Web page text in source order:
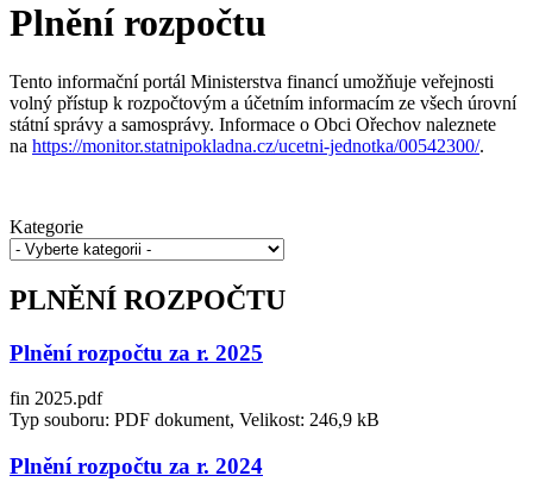
Plnění rozpočtu
Tento informační portál Ministerstva financí umožňuje veřejnosti
volný přístup k rozpočtovým a účetním informacím ze všech úrovní
státní správy a samosprávy. Informace o Obci Ořechov naleznete
na https://monitor.statnipokladna.cz/ucetni-jednotka/00542300/.
Kategorie
PLNĚNÍ ROZPOČTU
Plnění rozpočtu za r. 2025
fin 2025.pdf
Typ souboru: PDF dokument, Velikost: 246,9 kB
Plnění rozpočtu za r. 2024